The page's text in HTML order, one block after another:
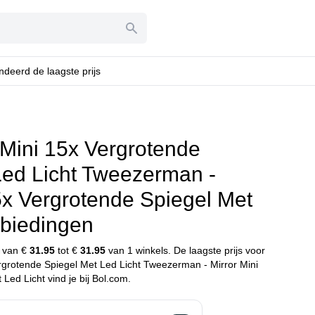
de laagste prijs
15x Vergrotende
Licht Tweezerman -
Vergrotende Spiegel Met
van € 31.95 tot € 31.95 van 1 winkels. De laagste prijs voor
Spiegel Met Led Licht Tweezerman - Mirror Mini
Licht vind je bij Bol.com.